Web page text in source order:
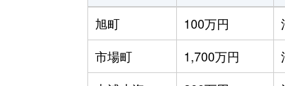
旭町
100万円
市場町
1,700万円